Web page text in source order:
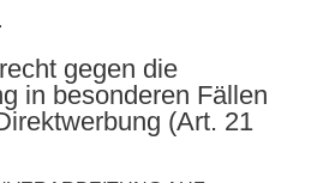
gegen die
in besonderen Fällen
(Art. 21